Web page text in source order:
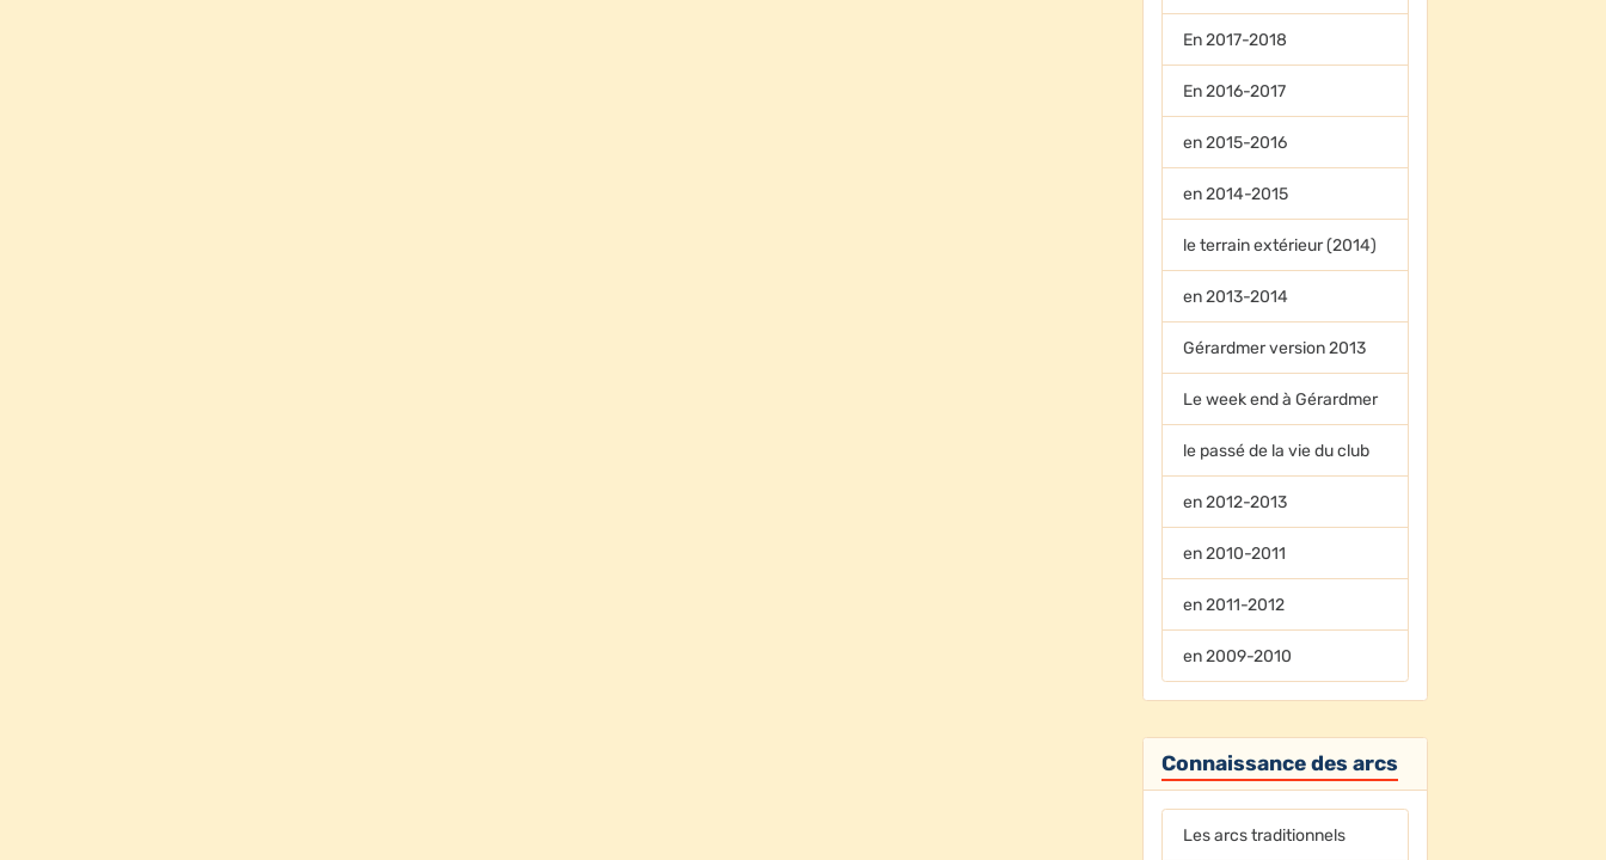
En 2017-2018
En 2016-2017
en 2015-2016
en 2014-2015
le terrain extérieur (2014)
en 2013-2014
Gérardmer version 2013
Le week end à Gérardmer
le passé de la vie du club
en 2012-2013
en 2010-2011
en 2011-2012
en 2009-2010
Connaissance des arcs
Les arcs traditionnels